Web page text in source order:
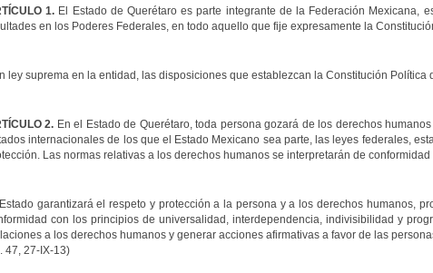
1. El Estado de Querétaro es parte integrante de la Federación
en los Poderes Federales, en todo aquello que fije expresamente la
ley suprema en la entidad, las disposiciones que establezcan la Constitución
2. En el Estado de Querétaro, toda persona gozará de los derechos
internacionales de los que el Estado Mexicano sea parte, las leyes federales,
Las normas relativas a los derechos humanos se interpretarán de
garantizará el respeto y protección a la persona y a los derechos humanos,
con los principios de universalidad, interdependencia, indivisibilidad y
a los derechos humanos y generar acciones afirmativas a favor de las
47, 27-IX-13)